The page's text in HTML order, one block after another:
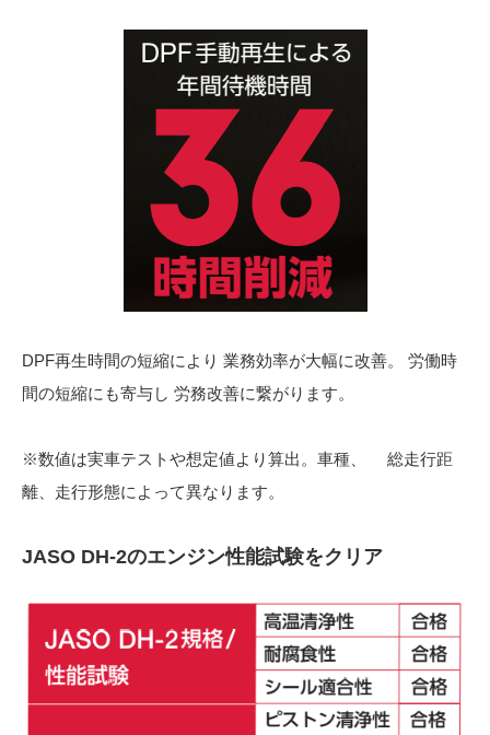
DPF再生時間の短縮により 業務効率が大幅に改善。 労働時
間の短縮にも寄与し 労務改善に繋がります。
※数値は実車テストや想定値より算出。車種、 総走行距
離、走行形態によって異なります。
JASO DH-2のエンジン性能試験をクリア